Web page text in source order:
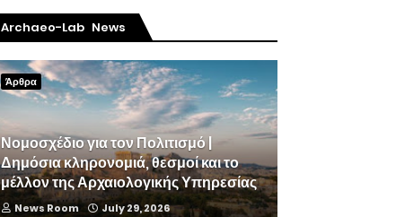
Archaeo-Lab News
Άρθρα
Νομοσχέδιο για τον Πολιτισμό |
Δημόσια κληρονομιά, θεσμοί και το
μέλλον της Αρχαιολογικής Υπηρεσίας
News Room July 29, 2026